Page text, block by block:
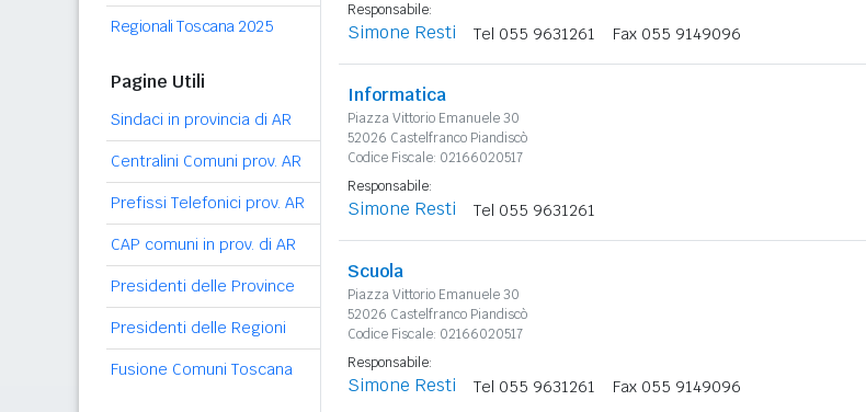
Regionali Toscana 2025
Pagine Utili
Sindaci in provincia di AR
Centralini Comuni prov. AR
Prefissi Telefonici prov. AR
CAP comuni in prov. di AR
Presidenti delle Province
Presidenti delle Regioni
Fusione Comuni Toscana
Responsabile:
Simone Resti Tel 055 9631261 Fax 055 9149096
Informatica
Piazza Vittorio Emanuele 30
52026 Castelfranco Piandiscò
Codice Fiscale: 02166020517
Responsabile:
Simone Resti Tel 055 9631261
Scuola
Piazza Vittorio Emanuele 30
52026 Castelfranco Piandiscò
Codice Fiscale: 02166020517
Responsabile:
Simone Resti Tel 055 9631261 Fax 055 9149096